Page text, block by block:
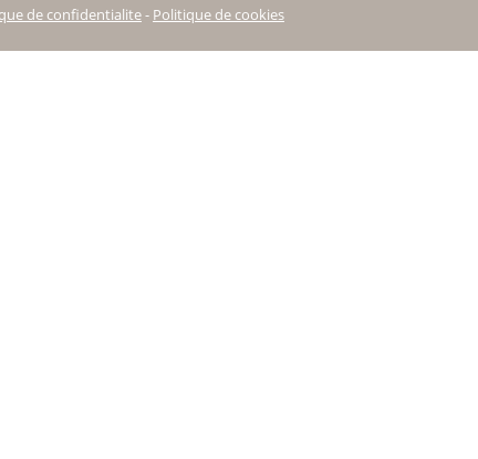
de confidentialite- Politique de cookies